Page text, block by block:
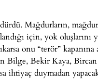
Mağdurların,
için, yok oluşlarını
onu “terör”
Bilge, Bekir Kaya,
ihtiyaç duymadan